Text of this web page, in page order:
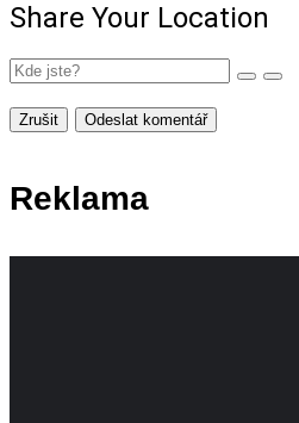
Share Your Location
Zrušit Odeslat komentář
Reklama